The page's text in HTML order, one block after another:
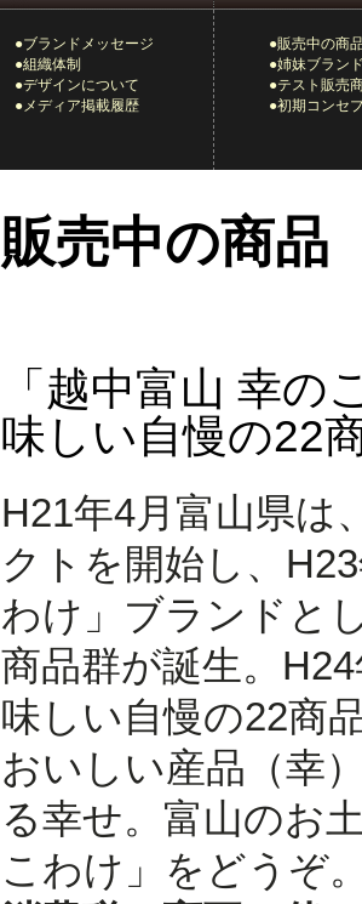
●ブランドメッセージ
●組織体制
●デザインについて
●メディア掲載履歴
●販売中の商
●姉妹ブラン
●テスト販売
●初期コンセ
販売中の商品
「越中富山 幸
味しい自慢の22
H21年4月富山県は
クトを開始し、
わけ」ブランドと
商品群が誕生。
味しい自慢の22商
おいしい産品（幸
る幸せ。富山のお
こわけ」をどうぞ